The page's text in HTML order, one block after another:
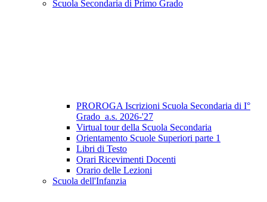
Scuola Secondaria di Primo Grado
PROROGA Iscrizioni Scuola Secondaria di I°
Grado_a.s. 2026-'27
Virtual tour della Scuola Secondaria
Orientamento Scuole Superiori parte 1
Libri di Testo
Orari Ricevimenti Docenti
Orario delle Lezioni
Scuola dell'Infanzia